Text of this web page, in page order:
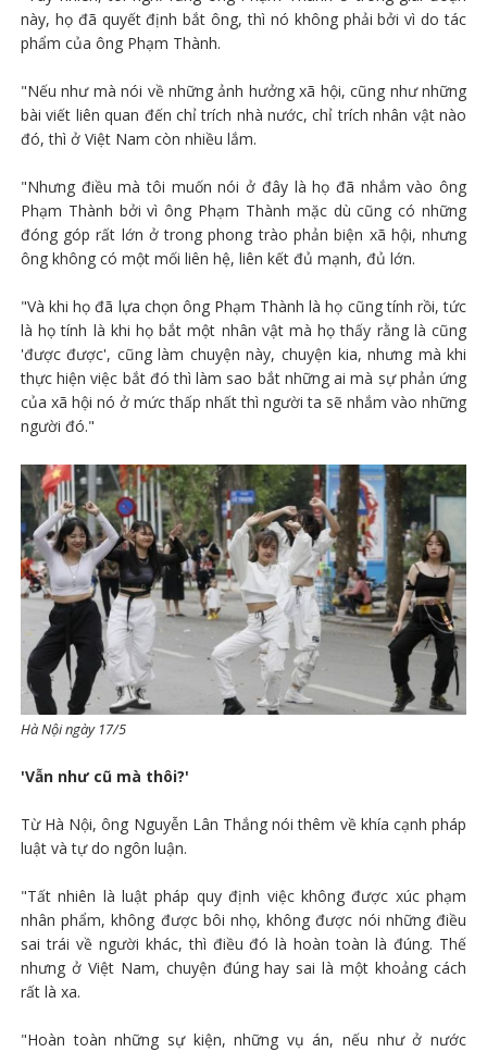
này, họ đã quyết định bắt ông, thì nó không phải bởi vì do tác
phẩm của ông Phạm Thành.
"Nếu như mà nói về những ảnh hưởng xã hội, cũng như những
bài viết liên quan đến chỉ trích nhà nước, chỉ trích nhân vật nào
đó, thì ở Việt Nam còn nhiều lắm.
"Nhưng điều mà tôi muốn nói ở đây là họ đã nhắm vào ông
Phạm Thành bởi vì ông Phạm Thành mặc dù cũng có những
đóng góp rất lớn ở trong phong trào phản biện xã hội, nhưng
ông không có một mối liên hệ, liên kết đủ mạnh, đủ lớn.
"Và khi họ đã lựa chọn ông Phạm Thành là họ cũng tính rồi, tức
là họ tính là khi họ bắt một nhân vật mà họ thấy rằng là cũng
'được được', cũng làm chuyện này, chuyện kia, nhưng mà khi
thực hiện việc bắt đó thì làm sao bắt những ai mà sự phản ứng
của xã hội nó ở mức thấp nhất thì người ta sẽ nhắm vào những
người đó."
Hà Nội ngày 17/5
'Vẫn như cũ mà thôi?'
Từ Hà Nội, ông Nguyễn Lân Thắng nói thêm về khía cạnh pháp
luật và tự do ngôn luận.
"Tất nhiên là luật pháp quy định việc không được xúc phạm
nhân phẩm, không được bôi nhọ, không được nói những điều
sai trái về người khác, thì điều đó là hoàn toàn là đúng. Thế
nhưng ở Việt Nam, chuyện đúng hay sai là một khoảng cách
rất là xa.
"Hoàn toàn những sự kiện, những vụ án, nếu như ở nước